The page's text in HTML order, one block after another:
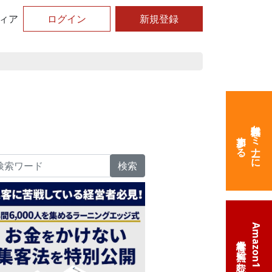
ア ログイン 新規登録
検索
無料体験セミナーに
参加する
Amazon1位の
経営本を無料で読む